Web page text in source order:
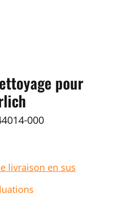
pour
000
livraison en sus